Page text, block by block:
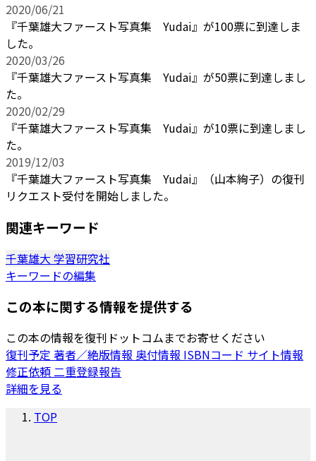
2020/06/21
『千葉雄大ファースト写真集 Yudai』が100票に到達しま
した。
2020/03/26
『千葉雄大ファースト写真集 Yudai』が50票に到達しまし
た。
2020/02/29
『千葉雄大ファースト写真集 Yudai』が10票に到達しまし
た。
2019/12/03
『千葉雄大ファースト写真集 Yudai』（山本絢子）の復刊
リクエスト受付を開始しました。
関連キーワード
千葉雄大 学習研究社
キーワードの編集
この本に関する情報を提供する
この本の情報を復刊ドットコムまでお寄せください
復刊予定 著者／絶版情報 奥付情報 ISBNコード サイト情報
修正依頼二重登録報告
詳細を見る
TOP